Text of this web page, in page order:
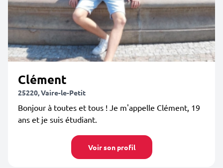
Clément
25220, Vaire-le-Petit
Bonjour à toutes et tous ! Je m'appelle Clément, 19
ans et je suis étudiant.
Voir son profil